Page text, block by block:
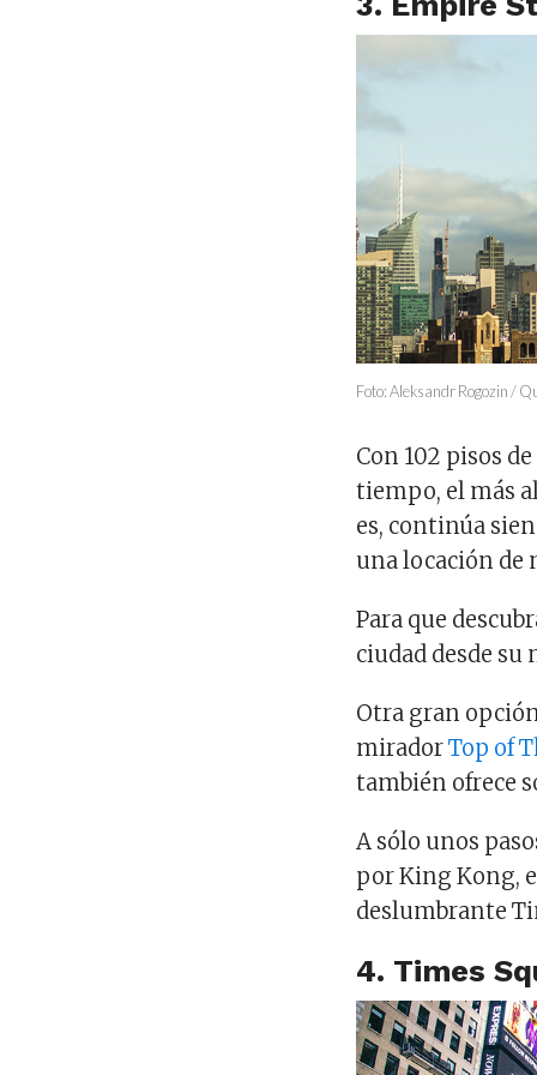
Foto: Aleksandr Rogozin /
Con 102 pisos
tiempo, el más
es, continúa
una locación de
Para que
ciudad desde su
Otra gran
miradorTop of
también ofrece
A sólo unos
por King Kong,
deslumbrante
4. Times